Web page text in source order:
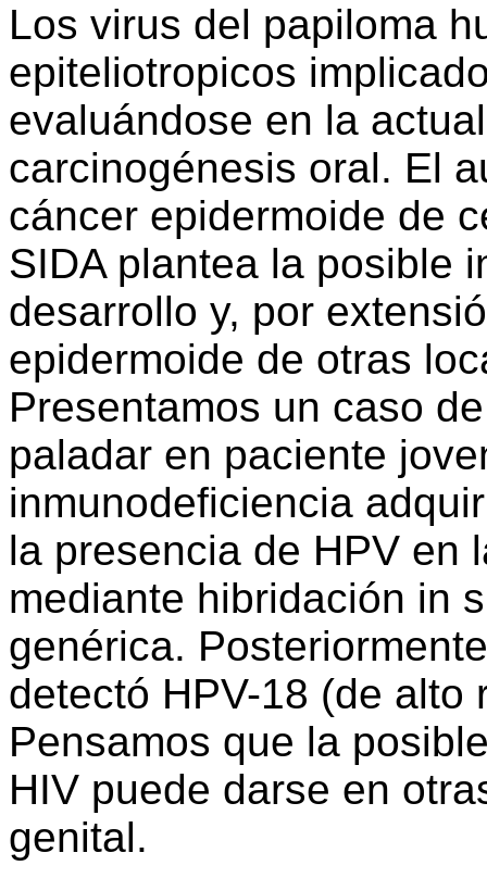
Los virus del papiloma
epiteliotropicos
evaluándose en la
carcinogénesis oral. El
cáncer epidermoide de
SIDA plantea la posible
desarrollo y, por
epidermoide de otras
Presentamos un caso
paladar en paciente
inmunodeficiencia
la presencia de HPV en
mediante hibridación in
genérica.
detectó HPV-18 (de alto
Pensamos que la
HIV puede darse en
genital.